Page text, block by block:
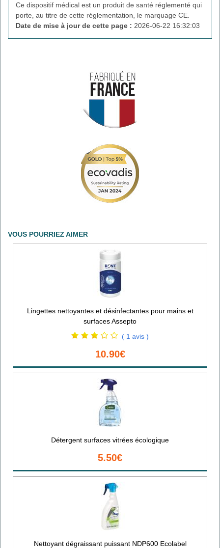
Ce dispositif médical est un produit de santé réglementé qui
porte, au titre de cette réglementation, le marquage CE.
Date de mise à jour de cette page : 2026-06-22 16:32:03
VOUS POURRIEZ AIMER
Lingettes nettoyantes et désinfectantes pour mains et
surfaces Assepto
( 1 avis )
10.90€
Détergent surfaces vitrées écologique
5.50€
Nettoyant dégraissant puissant NDP600 Ecolabel